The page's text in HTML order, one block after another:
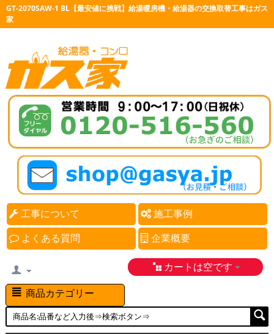
GT-2070SAW-1 BL【最安値に挑戦】給湯暖房機・給湯器の交換取替工事はガス
家
工事について 施工事例
よくある質問 企業概要
カートは空です
商品カテゴリー